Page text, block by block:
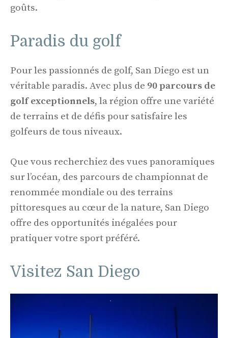
goûts.
Paradis du golf
Pour les passionnés de golf, San Diego est un
véritable paradis. Avec plus de 90 parcours de
golf exceptionnels, la région offre une variété
de terrains et de défis pour satisfaire les
golfeurs de tous niveaux.
Que vous recherchiez des vues panoramiques
sur l’océan, des parcours de championnat de
renommée mondiale ou des terrains
pittoresques au cœur de la nature, San Diego
offre des opportunités inégalées pour
pratiquer votre sport préféré.
Visitez San Diego